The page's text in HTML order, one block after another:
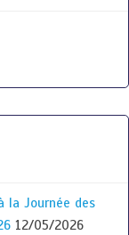
la Journée des
12/05/2026